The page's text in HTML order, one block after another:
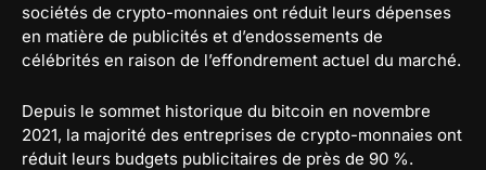
sociétés de crypto-monnaies ont réduit leurs dépenses
en matière de publicités et d’endossements de
célébrités en raison de l’effondrement actuel du marché.
Depuis le sommet historique du bitcoin en novembre
2021, la majorité des entreprises de crypto-monnaies ont
réduit leurs budgets publicitaires de près de 90 %.